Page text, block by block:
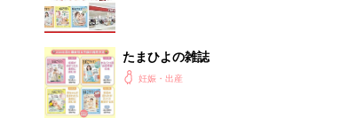
たまひよの雑誌
妊娠・出産